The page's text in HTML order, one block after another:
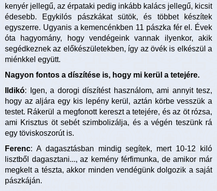
kenyér jellegű, az érpataki pedig inkább kalács jellegű, kicsit
édesebb. Egykilós pászkákat sütök, és többet készítek
egyszerre. Ugyanis a kemencénkben 11 pászka fér el. Évek
óta hagyomány, hogy vendégeink vannak ilyenkor, akik
segédkeznek az előkészületekben, így az övék is elkészül a
miénkkel együtt.
Nagyon fontos a díszítése is, hogy mi kerül a tetejére.
Ildikó: Igen, a dorogi díszítést használom, ami annyit tesz,
hogy az aljára egy kis lepény kerül, aztán körbe vesszük a
testet. Rákerül a megfonott kereszt a tetejére, és az öt rózsa,
ami Krisztus öt sebét szimbolizálja, és a végén teszünk rá
egy töviskoszorút is.
Ferenc: A dagasztásban mindig segítek, mert 10-12 kiló
lisztből dagasztani..., az kemény férfimunka, de amikor már
megkelt a tészta, akkor minden vendégünk dolgozik a saját
pászkáján.